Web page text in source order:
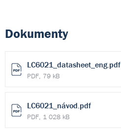
Dokumenty
LC6021_datasheet_eng.pdf
PDF, 79 kB
LC6021_návod.pdf
PDF, 1 028 kB